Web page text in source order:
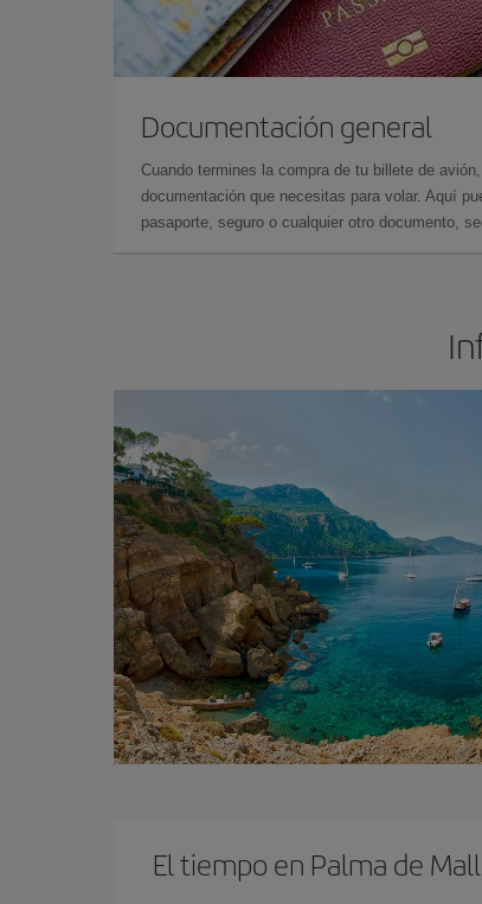
Documentación general
Cuando termines la compra de tu billete de
documentación que necesitas para volar. Aquí
pasaporte, seguro o cualquier otro documento,
El tiempo en Palma de